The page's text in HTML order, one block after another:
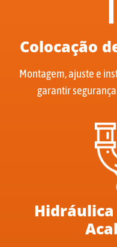
Colocação
Montagem, ajuste e
garantir